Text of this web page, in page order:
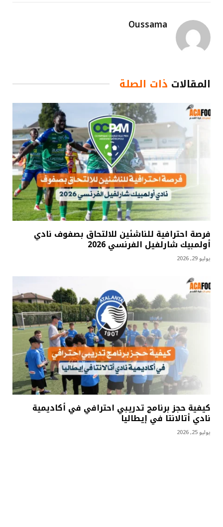
Oussama
المقالات ذات الصلة
فرصة احترافية للناشئين للالتحاق بصفوف نادي
أولمبيك شارلفيل الفرنسي 2026
يوليو 29, 2026
كيفية حجز برنامج تدريبي احترافي في أكاديمية
نادي أتالانتا في إيطاليا
يوليو 25, 2026